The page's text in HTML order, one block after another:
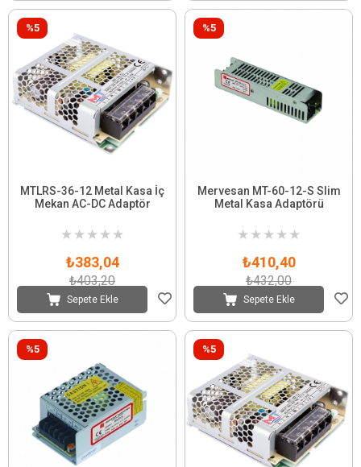
MTLRS-36-12 Metal Kasa İç
Mekan AC-DC Adaptör
★ ★ ★ ★ ★
₺383,04
₺403,20
Sepete Ekle
%5
Mervesan MT-60-12-S Slim
Metal Kasa Adaptörü
★ ★ ★ ★ ★
₺410,40
₺432,00
Sepete Ekle
%5
%5 %5